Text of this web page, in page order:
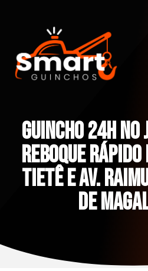
GUINCHO 24H NO
REBOQUE
TIETÊ E AV.
DE